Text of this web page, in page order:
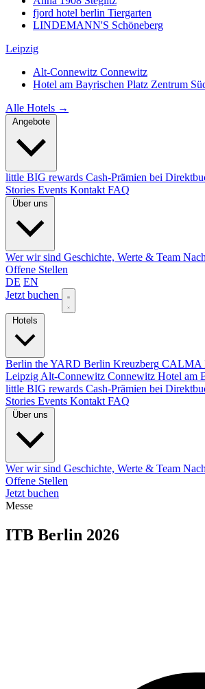
fjord hotel berlin Tiergarten
LINDEMANN'S Schöneberg
Leipzig
Alt-Connewitz Connewitz
Hotel am Bayrischen Platz Zentrum
Alle Hotels →
little BIG rewards Cash-Prämien bei
Stories Events Kontakt FAQ
Wer wir sind Geschichte, Werte & Team
Offene Stellen
DE EN
Jetzt buchen
Berlin the YARD Berlin Kreuzberg CALMA
Leipzig Alt-Connewitz Connewitz Hotel am
little BIG rewards Cash-Prämien bei
Stories Events Kontakt FAQ
Wer wir sind Geschichte, Werte & Team
Offene Stellen
Jetzt buchen
Messe
ITB Berlin 2026